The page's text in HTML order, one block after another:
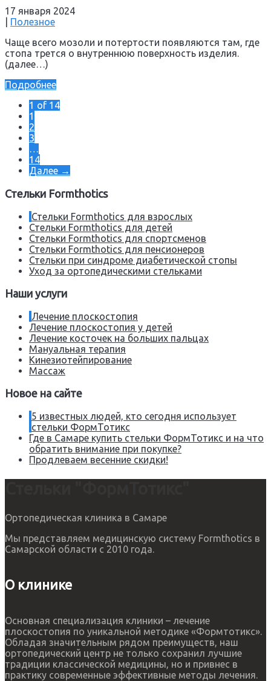
17 января 2024
Полезное
Чаще всего мозоли и потертости появляются там, где
стопа трется о внутреннюю поверхность изделия.
(далее…)
Подробнее
1 of 14
1
2
3
…
14
Далее →
Стельки Formthotics
Стельки Formthotics для взрослых
Стельки Formthotics для детей
Стельки Formthotics для спортсменов
Стельки Formthotics для пенсионеров
Стельки при синдроме диабетической стопы
Уход за ортопедическими стельками
Наши услуги
Лечение плоскостопия
Лечение плоскостопия у детей
Лечение косточек на больших пальцах
Мануальная терапия
Кинезиотейпирование
Массаж
Новое на сайте
5 известных людей, кто сегодня использует
стельки ФормТотикс
Где в Самаре купить стельки ФормТотикс и на что
обратить внимание при покупке?
Продлеваем весенние скидки!
Ортопедическая клиника в Самаре
Мы представляем медицинскую систему Formthotics в
Самарской области с 2010 года.
О клинике
Основная специализация клиники – лечение
плоскостопия по уникальной методике «Формтотикс».
Обладая значительным рядом преимуществ, наш
ортопедический центр не только сохранил лучшие
традиции классической медицины, но и привнес в
практику современные эффективные методы лечения.